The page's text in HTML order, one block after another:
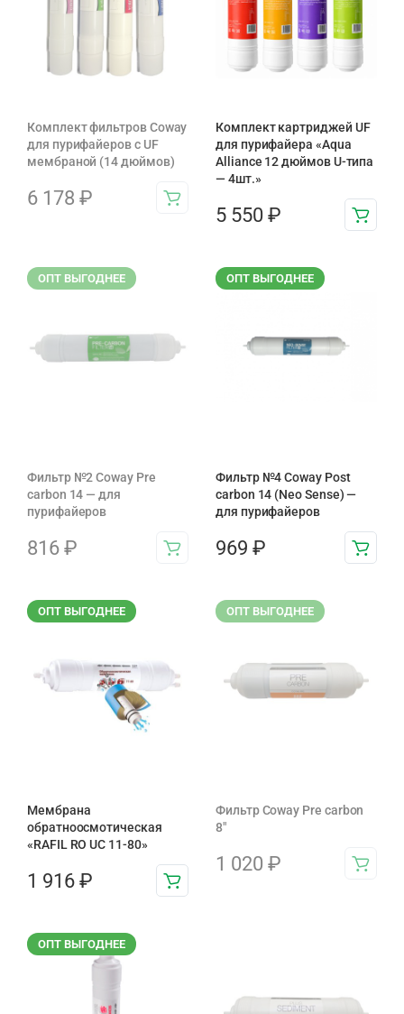
Комплект фильтров Coway
для пурифайеров с UF
мембраной (14 дюймов)
6 178 ₽
Комплект картриджей UF
для пурифайера «Aqua
Alliance 12 дюймов U-типа
— 4шт.»
5 550 ₽
ОПТ ВЫГОДНЕЕ
Фильтр №2 Coway Pre
carbon 14 — для
пурифайеров
816 ₽
ОПТ ВЫГОДНЕЕ
Фильтр №4 Coway Post
carbon 14 (Neo Sense) —
для пурифайеров
969 ₽
ОПТ ВЫГОДНЕЕ
Мембрана
обратноосмотическая
«RAFIL RO UC 11-80»
1 916 ₽
ОПТ ВЫГОДНЕЕ
Фильтр Coway Pre carbon
8″
1 020 ₽
ОПТ ВЫГОДНЕЕ